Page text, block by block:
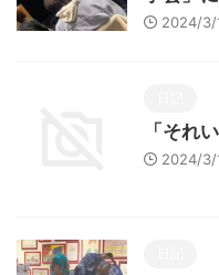
2024/3/
「それ
2024/3/